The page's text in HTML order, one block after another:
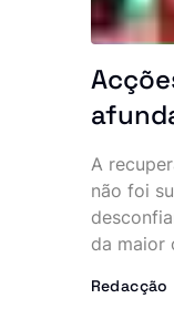
A
não foi
da maior
esta
Redacção